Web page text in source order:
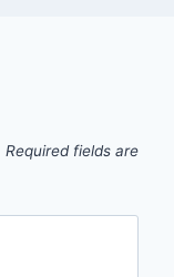
Required fields are